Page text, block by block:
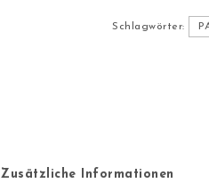
Schlagwörter:
Zusätzliche Informationen